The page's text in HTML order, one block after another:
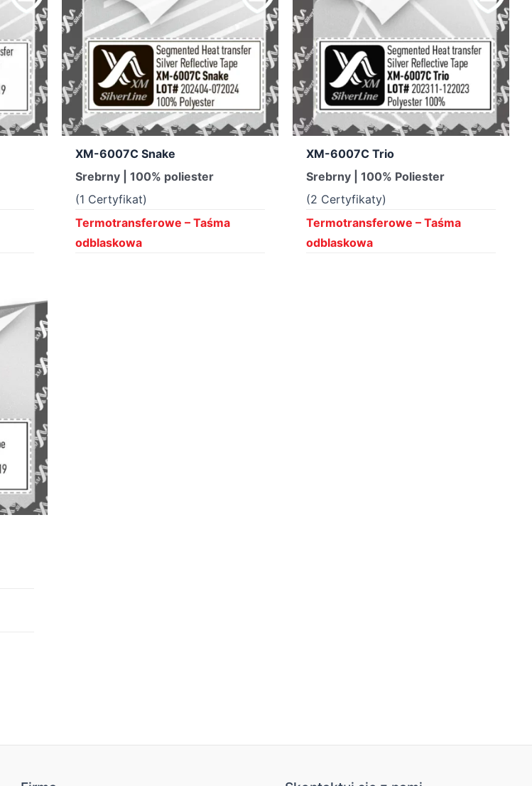
XM-6007C Snake
Srebrny | 100% poliester
(1 Certyfikat)
Termotransferowe – Taśma
odblaskowa
XM-6007C Trio
Srebrny | 100% Poliester
(2 Certyfikaty)
Termotransferowe – Taśma
odblaskowa